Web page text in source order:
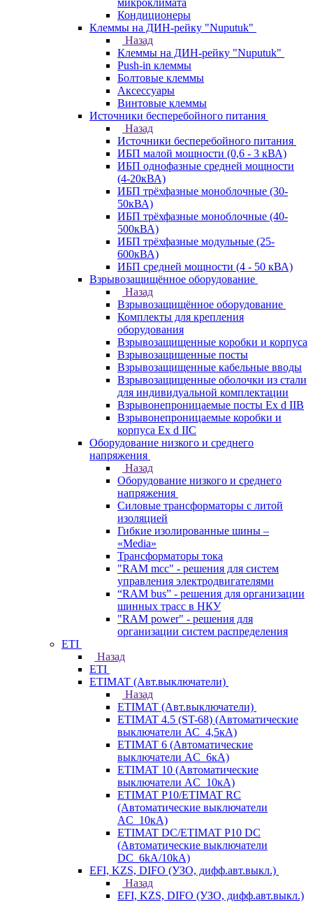
микроклимата
Кондиционеры
Клеммы на ДИН-рейку "Nuputuk"
Назад
Клеммы на ДИН-рейку "Nuputuk"
Push-in клеммы
Болтовые клеммы
Аксессуары
Винтовые клеммы
Источники бесперебойного питания
Назад
Источники бесперебойного питания
ИБП малой мощности (0,6 - 3 кВА)
ИБП однофазные средней мощности
(4-20кВА)
ИБП трёхфазные моноблочные (30-
50кВА)
ИБП трёхфазные моноблочные (40-
500кВА)
ИБП трёхфазные модульные (25-
600кВА)
ИБП средней мощности (4 - 50 кВА)
Взрывозащищённое оборудование
Назад
Взрывозащищённое оборудование
Комплекты для крепления
оборудования
Взрывозащищенные коробки и корпуса
Взрывозащищенные посты
Взрывозащищенные кабельные вводы
Взрывозащищенные оболочки из стали
для индивидуальной комплектации
Взрывонепроницаемые посты Ex d IIB
Взрывонепроницаемые коробки и
корпуса Ex d IIС
Оборудование низкого и среднего
напряжения
Назад
Оборудование низкого и среднего
напряжения
Силовые трансформаторы с литой
изоляцией
Гибкие изолированные шины –
«Media»
Трансформаторы тока
"RAM mcc" - решения для систем
управления электродвигателями
“RAM bus” - решения для организации
шинных трасс в НКУ
"RAM power" - решения для
организации систем распределения
ETI
Назад
ETI
ETIMAT (Авт.выключатели)
Назад
ETIMAT (Авт.выключатели)
ETIMAT 4.5 (ST-68) (Автоматические
выключатели АС_4,5кА)
ETIMAT 6 (Автоматические
выключатели AC_6кА)
ETIMAT 10 (Автоматические
выключатели AC_10кА)
ETIMAT P10/ETIMAT RC
(Автоматические выключатели
AC_10кА)
ETIMAT DC/ETIMAT P10 DC
(Автоматические выключатели
DC_6kA/10kA)
EFI, KZS, DIFO (УЗО, дифф.авт.выкл.)
Назад
EFI, KZS, DIFO (УЗО, дифф.авт.выкл.)